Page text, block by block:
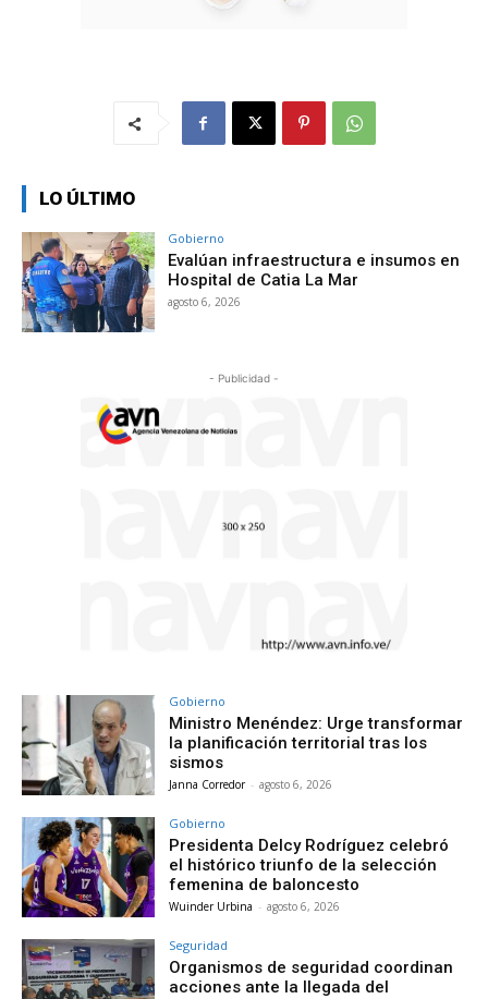
LO ÚLTIMO
Gobierno
Evalúan infraestructura e insumos en
Hospital de Catia La Mar
agosto 6, 2026
- Publicidad -
Gobierno
Ministro Menéndez: Urge transformar
la planificación territorial tras los
sismos
Janna Corredor - agosto 6, 2026
Gobierno
Presidenta Delcy Rodríguez celebró
el histórico triunfo de la selección
femenina de baloncesto
Wuinder Urbina - agosto 6, 2026
Seguridad
Organismos de seguridad coordinan
acciones ante la llegada del